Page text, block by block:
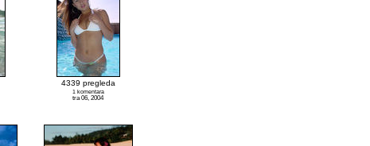
4339 pregleda
1 komentara
tra 06, 2004